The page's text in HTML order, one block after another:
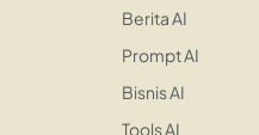
Berita AI
Prompt AI
Bisnis AI
Tools AI